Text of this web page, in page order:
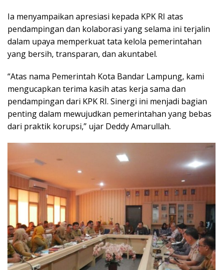
Ia menyampaikan apresiasi kepada KPK RI atas
pendampingan dan kolaborasi yang selama ini terjalin
dalam upaya memperkuat tata kelola pemerintahan
yang bersih, transparan, dan akuntabel.
“Atas nama Pemerintah Kota Bandar Lampung, kami
mengucapkan terima kasih atas kerja sama dan
pendampingan dari KPK RI. Sinergi ini menjadi bagian
penting dalam mewujudkan pemerintahan yang bebas
dari praktik korupsi,” ujar Deddy Amarullah.